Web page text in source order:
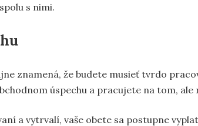
s nimi.
znamená, že budete musieť tvrdo
úspechu a pracujete na tom, ale
a vytrvalí, vaše obete sa postupne